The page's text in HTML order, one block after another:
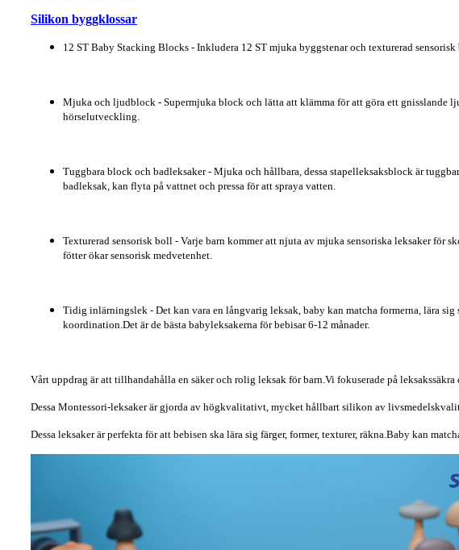
Silikon byggklossar
12 ST Baby Stacking Blocks - Inkludera 12 ST mjuka byggstenar och texturerad
Mjuka och ljudblock - Supermjuka block och lätta att klämma för att göra ett gnisslande
hörselutveckling.
Tuggbara block och badleksaker - Mjuka och hållbara, dessa stapelleksaksblock är
badleksak, kan flyta på vattnet och pressa för att spraya vatten.
Texturerad sensorisk boll - Varje barn kommer att njuta av mjuka sensoriska leksaker
fötter ökar sensorisk medvetenhet.
Tidig inlärningslek - Det kan vara en långvarig leksak, baby kan matcha formerna, lära
koordination.Det är de bästa babyleksakerna för bebisar 6-12 månader.
Vårt uppdrag är att tillhandahålla en säker och rolig leksak för barn.Vi fokuserade på
Dessa Montessori-leksaker är gjorda av högkvalitativt, mycket hållbart silikon av
Dessa leksaker är perfekta för att bebisen ska lära sig färger, former, texturer, räkna.Baby kan